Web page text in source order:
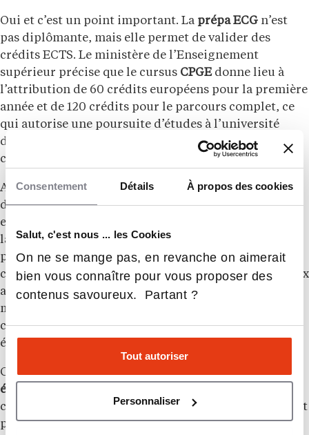
Consentement Détails À propos des cookies
Salut, c'est nous ... les Cookies
On ne se mange pas, en revanche on aimerait
bien vous connaître pour vous proposer des
contenus savoureux. Partant ?
Tout autoriser
Personnaliser
Oui et c’est un point important. La prépa ECG n’est
pas diplômante, mais elle permet de valider des
crédits ECTS. Le ministère de l’Enseignement
supérieur précise que le cursus CPGEdonne lieu à
l’attribution de 60 crédits européens pour la première
année et de 120 crédits pour le parcours complet, ce
qui autorise une poursuite d’études à l’université
directement en cas d’échec aux
concoursou de
changement de projet.
Après une ou deux années d’
, un étudiant peut
donc envisager une réorientation en licence, souvent
en économie, gestion, AES, droit, sciences sociales,
langues, information-communication ou sciences
politiques selon son parcours, son dossier et les
conventions entre son lycée et l’université. Après deux
ans, la poursuite en L3 est possible dans certains cas,
mais elle n’est jamais automatique, elle dépend des
crédits obtenus, du niveau de l’étudiant, des
équivalences accordées et de la formation demandée.
Cette sécurité est précieuse. Elle signifie qu’un
étudiant
commerce, ou qui n’obtient pas l’
école
visée, ne repart
pas de zéro. Laprépa ECGreste une formation